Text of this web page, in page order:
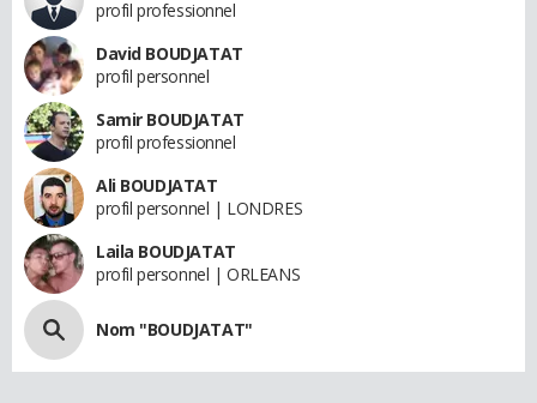
profil professionnel
David BOUDJATAT
profil personnel
Samir BOUDJATAT
profil professionnel
Ali BOUDJATAT
profil personnel | LONDRES
Laila BOUDJATAT
profil personnel | ORLEANS
Nom "BOUDJATAT"